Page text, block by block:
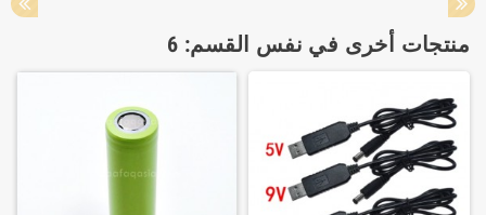
منتجات أخرى في نفس القسم: 6